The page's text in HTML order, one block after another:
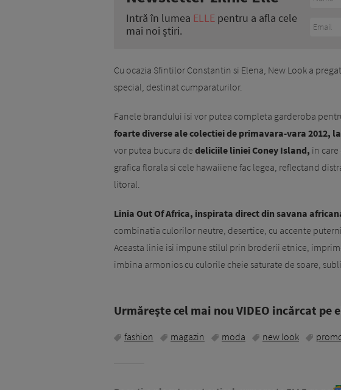
Intră în lumea ELLE pentru a afla cele
mai noi știri.
Cu ocazia Sfintilor Constantin si Elena, New Look a
special, destinat cumparaturilor.
Fanele brandului isi vor putea completa garderoba
foarte diverse ale colectiei de primavara-vara 2012,
vor putea bucura de deliciile liniei Coney Island, in
grafica florala si cele hawaiiene fac legea, reflectand
litoral.
Linia Out Of Africa, inspirata direct din savana
combinatia culorilor neutre, desertice, cu accente
Aceasta linie isi impune stilul prin broderii etnice,
imbina armonios cu culorile cheie saturate de soare,
Urmăreşte cel mai nou VIDEO incărcat pe
fashion magazin moda new look